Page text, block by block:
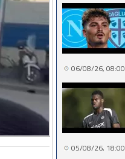
06/08/26, 08:00
05/08/26, 18:00